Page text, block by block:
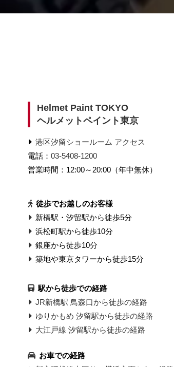
Helmet Paint TOKYO
ヘルメットペイント東京
港区汐留ショールーム アクセス
電話： 03-5408-1200
営業時間：12:00～20:00（年中無休）
徒歩でお越しのお客様
新橋駅・汐留駅から徒歩5分
浜松町駅から徒歩10分
銀座から徒歩10分
築地や東京タワーから徒歩15分
駅から徒歩での経路
JR新橋駅 鳥森口から徒歩の経路
ゆりかもめ 汐留駅から徒歩の経路
大江戸線 汐留駅から徒歩の経路
お車での経路